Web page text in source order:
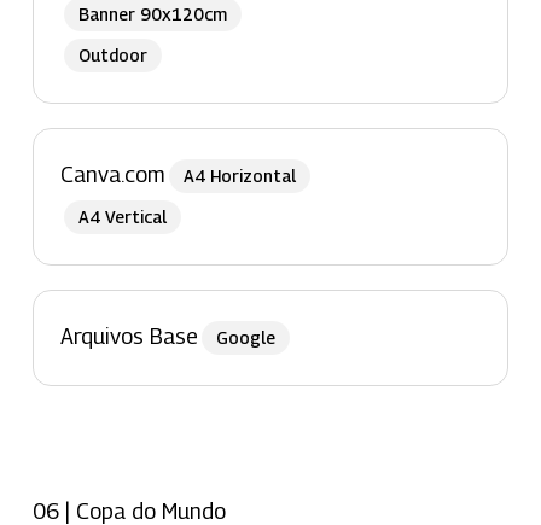
Banner 90x120cm
Outdoor
Canva.com
A4 Horizontal
A4 Vertical
Arquivos Base Google
06 | Copa do Mundo